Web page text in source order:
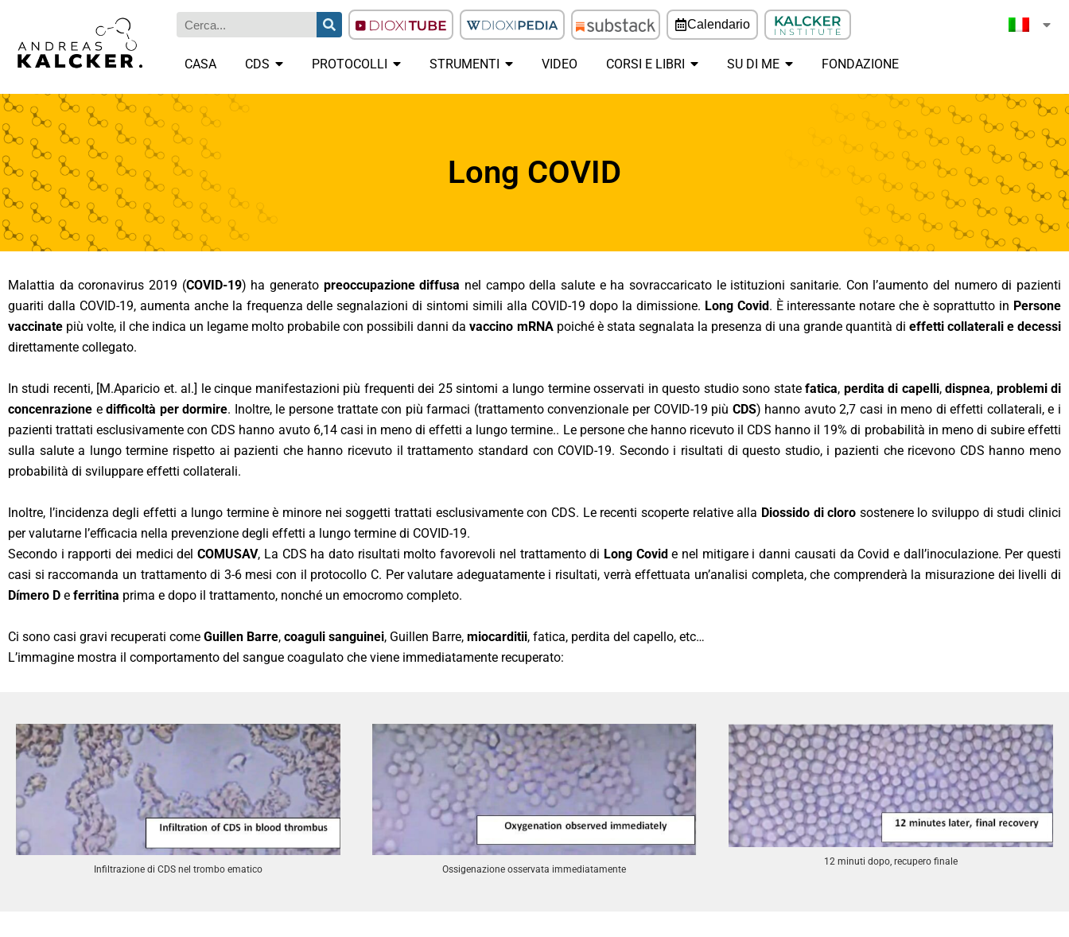
Calendario
CASA CDS PROTOCOLLI STRUMENTI VIDEO CORSI E LIBRI SU DI ME FONDAZIONE
Long COVID
Malattia da coronavirus 2019 (COVID-19) ha generato preoccupazione diffusa nel campo della salute e ha sovraccaricato le istituzioni sanitarie. Con l’aumento del numero di pazienti
guariti dalla COVID-19, aumenta anche la frequenza delle segnalazioni di sintomi simili alla COVID-19 dopo la dimissione. Long Covid . È interessante notare che è soprattutto in Persone
vaccinate più volte, il che indica un legame molto probabile con possibili danni davaccino mRNApoiché è stata segnalata la presenza di una grande quantità di effetti collaterali e decessi
direttamente collegato.
In studi recenti, [M.Aparicio et. al.] le cinque manifestazioni più frequenti dei 25 sintomi a lungo termine osservati in questo studio sono statefatica, perdita di capelli,dispnea, problemi di
concenrazione edifficoltà per dormire. Inoltre, le persone trattate con più farmaci (trattamento convenzionale per COVID-19 più CDS) hanno avuto 2,7 casi in meno di effetti collaterali, e i
pazienti trattati esclusivamente con CDS hanno avuto 6,14 casi in meno di effetti a lungo termine.. Le persone che hanno ricevuto il CDS hanno il 19% di probabilità in meno di subire effetti
sulla salute a lungo termine rispetto ai pazienti che hanno ricevuto il trattamento standard con COVID-19. Secondo i risultati di questo studio, i pazienti che ricevono CDS hanno meno
probabilità di sviluppare effetti collaterali.
Inoltre, l’incidenza degli effetti a lungo termine è minore nei soggetti trattati esclusivamente con CDS. Le recenti scoperte relative alla Diossido di cloro sostenere lo sviluppo di studi clinici
per valutarne l’efficacia nella prevenzione degli effetti a lungo termine di COVID-19.
Secondo i rapporti dei medici delCOMUSAV, La CDS ha dato risultati molto favorevoli nel trattamento di Long Covid e nel mitigare i danni causati da Covid e dall’inoculazione. Per questi
casi si raccomanda un trattamento di 3-6 mesi con il protocollo C. Per valutare adeguatamente i risultati, verrà effettuata un’analisi completa, che comprenderà la misurazione dei livelli di
Dímero D e ferritina prima e dopo il trattamento, nonché un emocromo completo.
Ci sono casi gravi recuperati come Guillen Barre, coaguli sanguinei, Guillen Barre, miocarditii, fatica, perdita del capello, etc…
L’immagine mostra il comportamento del sangue coagulato che viene immediatamente recuperato:
Infiltrazione di CDS nel trombo ematico Ossigenazione osservata immediatamente
12 minuti dopo, recupero finale